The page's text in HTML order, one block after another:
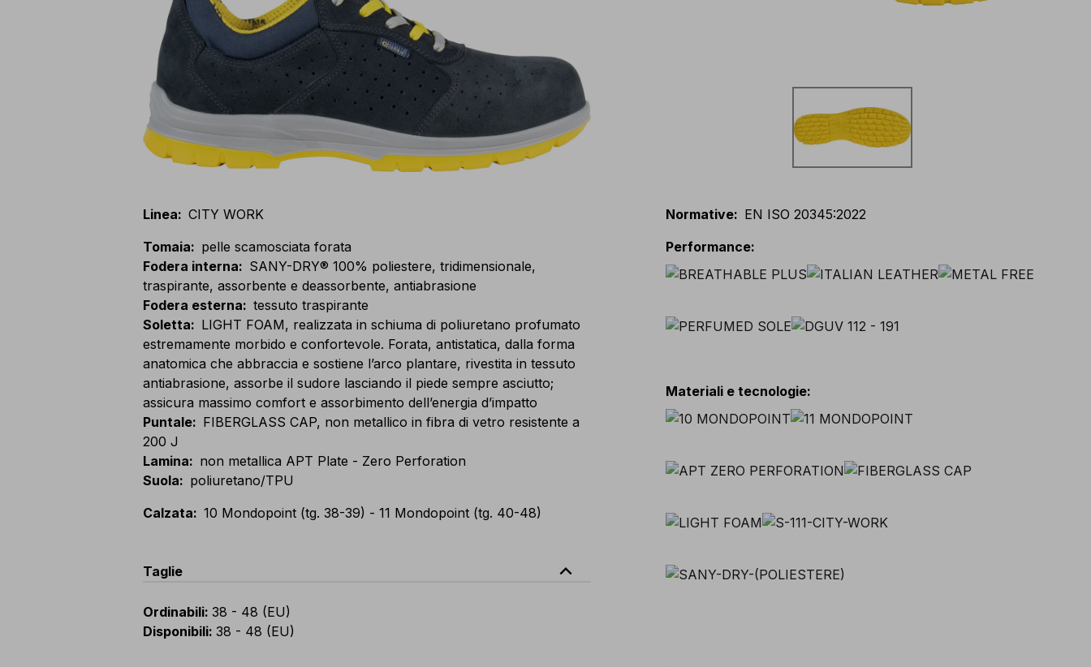
Linea: CITY WORK
Tomaia: pelle scamosciata forata
Fodera interna: SANY-DRY® 100% poliestere, tridimensionale,
traspirante, assorbente e deassorbente, antiabrasione
Fodera esterna: tessuto traspirante
Soletta: LIGHT FOAM, realizzata in schiuma di poliuretano profumato
estremamente morbido e confortevole. Forata, antistatica, dalla forma
anatomica che abbraccia e sostiene l’arco plantare, rivestita in tessuto
antiabrasione, assorbe il sudore lasciando il piede sempre asciutto;
assicura massimo comfort e assorbimento dell’energia d’impatto
Puntale: FIBERGLASS CAP, non metallico in fibra di vetro resistente a
200 J
Lamina: non metallica APT Plate - Zero Perforation
Suola: poliuretano/TPU
Calzata: 10 Mondopoint (tg. 38-39) - 11 Mondopoint (tg. 40-48)
Taglie expand_less
Ordinabili: 38 - 48 (EU)
Disponibili: 38 - 48 (EU)
Normative: EN ISO 20345:2022
Performance:
Materiali e tecnologie: